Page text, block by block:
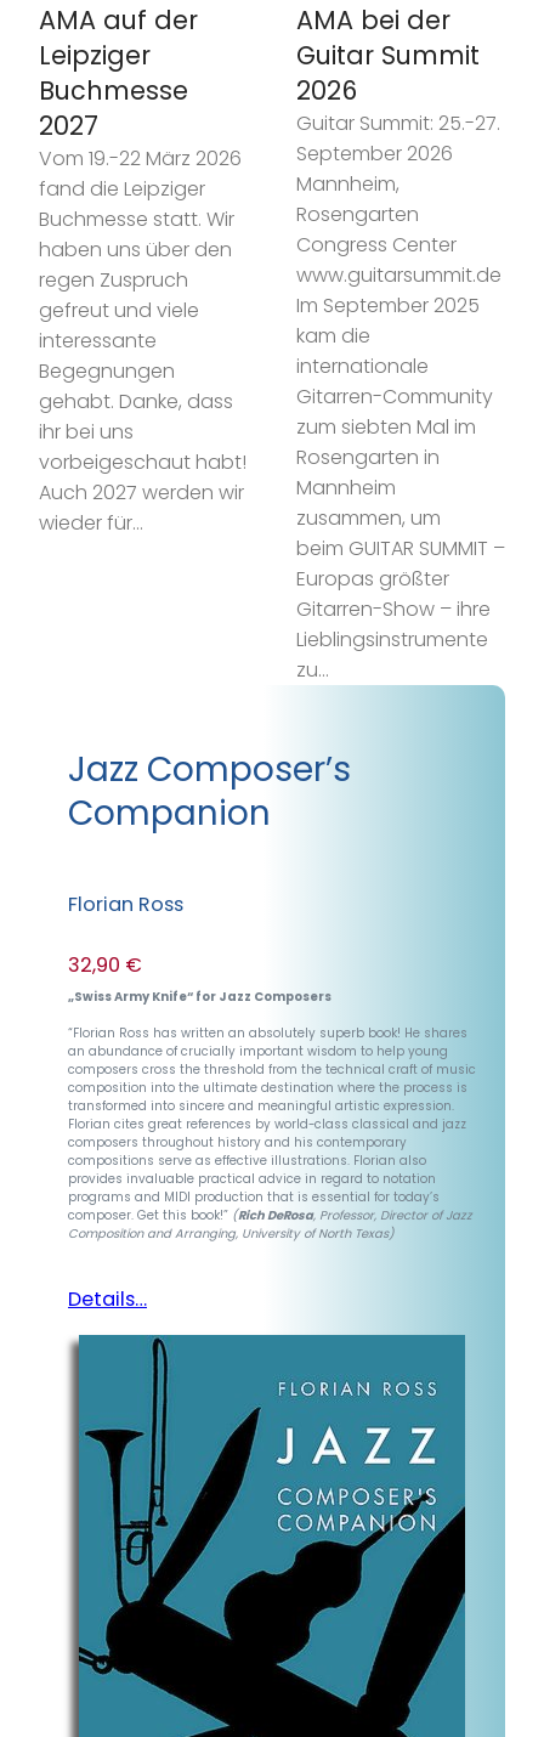
AMA auf der
Leipziger
Buchmesse
2027
Vom 19.-22 März 2026
fand die Leipziger
Buchmesse statt. Wir
haben uns über den
regen Zuspruch
gefreut und viele
interessante
Begegnungen
gehabt. Danke, dass
ihr bei uns
vorbeigeschaut habt!
Auch 2027 werden wir
wieder für…
AMA bei der
Guitar Summit
2026
Guitar Summit: 25.-27.
September 2026
Mannheim,
Rosengarten
Congress Center
www.guitarsummit.de
Im September 2025
kam die
internationale
Gitarren-Community
zum siebten Mal im
Rosengarten in
Mannheim
zusammen, um
beim GUITAR SUMMIT –
Europas größter
Gitarren-Show – ihre
Lieblingsinstrumente
zu…
Jazz Composer’s
Companion
Florian Ross
32,90 €
„Swiss Army Knife“ for Jazz Composers
“Florian Ross has written an absolutely superb book! He shares
an abundance of crucially important wisdom to help young
composers cross the threshold from the technical craft of music
composition into the ultimate destination where the process is
transformed into sincere and meaningful artistic expression.
Florian cites great references by world-class classical and jazz
composers throughout history and his contemporary
compositions serve as effective illustrations. Florian also
provides invaluable practical advice in regard to notation
programs and MIDI production that is essential for today’s
composer. Get this book!” (Rich DeRosa, Professor, Director of Jazz
Composition and Arranging, University of North Texas)
Details…